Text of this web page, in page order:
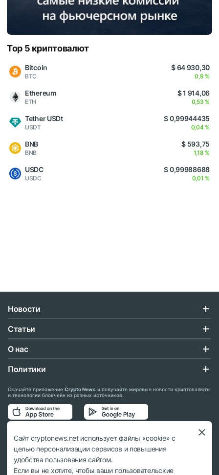
Top 5 криптовалют
Bitcoin
BTC
$ 64 930,30
0,9 %
Ethereum
ETH
$ 1 914,06
0,53 %
Tether USDt
USDT
$ 0,99944435
0,04 %
BNB
BNB
$ 593,75
1,18 %
USDC
USDC
$ 0,99988688
0,01 %
Новости
Статьи
О нас
Политики
Скачайте приложение Crypto News и получайте мировые новости криптовалюты
и технологии блокчейн из разных источников:
Подписывайтесь на нас в социальных сетях:
Сайт cryptonews.net использует файлы «cookie» с
целью персонализации сервисов и повышения
удобства пользования сайтом.
Если вы не хотите, чтобы ваши пользовательские